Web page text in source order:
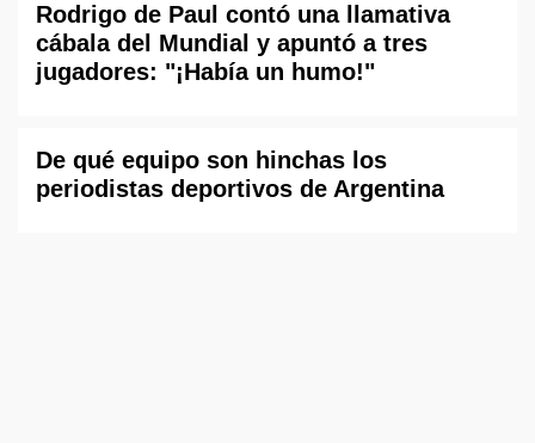
Rodrigo de Paul contó una llamativa
cábala del Mundial y apuntó a tres
jugadores: "¡Había un humo!"
De qué equipo son hinchas los
periodistas deportivos de Argentina